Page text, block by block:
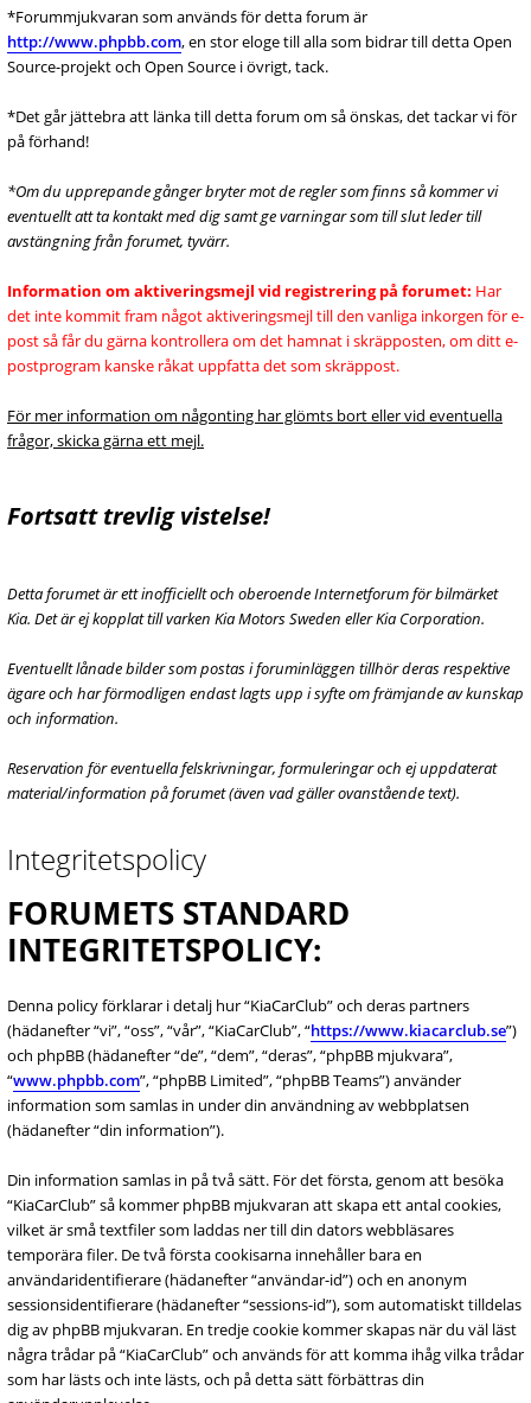
*Forummjukvaran som används för detta forum är
http://www.phpbb.com, en stor eloge till alla som bidrar till detta Open
Source-projekt och Open Source i övrigt, tack.
*Det går jättebra att länka till detta forum om så önskas, det tackar vi för
på förhand!
*Om du upprepande gånger bryter mot de regler som finns så kommer vi
eventuellt att ta kontakt med dig samt ge varningar som till slut leder till
avstängning från forumet, tyvärr.
Information om aktiveringsmejl vid registrering på forumet: Har
det inte kommit fram något aktiveringsmejl till den vanliga inkorgen för e-
post så får du gärna kontrollera om det hamnat i skräpposten, om ditt e-
postprogram kanske råkat uppfatta det som skräppost.
För mer information om någonting har glömts bort eller vid eventuella
frågor, skicka gärna ett mejl.
Fortsatt trevlig vistelse!
Detta forumet är ett inofficiellt och oberoende Internetforum för bilmärket
Kia. Det är ej kopplat till varken Kia Motors Sweden eller Kia Corporation.
Eventuellt lånade bilder som postas i foruminläggen tillhör deras respektive
ägare och har förmodligen endast lagts upp i syfte om främjande av kunskap
och information.
Reservation för eventuella felskrivningar, formuleringar och ej uppdaterat
material/information på forumet (även vad gäller ovanstående text).
Integritetspolicy
FORUMETS STANDARD
INTEGRITETSPOLICY:
Denna policy förklarar i detalj hur “KiaCarClub” och deras partners
(hädanefter “vi”, “oss”, “vår”, “KiaCarClub”, “https://www.kiacarclub.se”)
och phpBB (hädanefter “de”, “dem”, “deras”, “phpBB mjukvara”,
“www.phpbb.com”, “phpBB Limited”, “phpBB Teams”) använder
information som samlas in under din användning av webbplatsen
(hädanefter “din information”).
Din information samlas in på två sätt. För det första, genom att besöka
“KiaCarClub” så kommer phpBB mjukvaran att skapa ett antal cookies,
vilket är små textfiler som laddas ner till din dators webbläsares
temporära filer. De två första cookisarna innehåller bara en
användaridentifierare (hädanefter “användar-id”) och en anonym
sessionsidentifierare (hädanefter “sessions-id”), som automatiskt tilldelas
dig av phpBB mjukvaran. En tredje cookie kommer skapas när du väl läst
några trådar på “KiaCarClub” och används för att komma ihåg vilka trådar
som har lästs och inte lästs, och på detta sätt förbättras din